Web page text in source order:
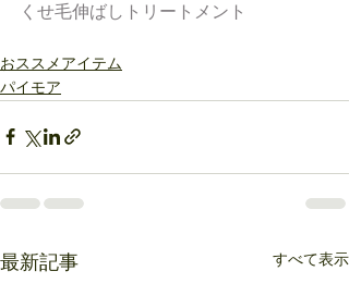
くせ毛伸ばしトリートメント
おススメアイテム
パイモア
最新記事 すべて表示